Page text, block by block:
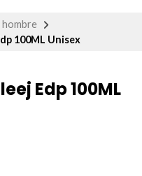
100ML Unisex
Edp 100ML